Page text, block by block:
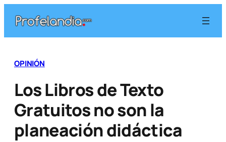
contenido
OPINIÓN
Los Libros de Texto
Gratuitos no son la
planeación didáctica